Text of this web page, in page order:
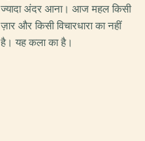
ज्यादा अंदर आना। आज महल किसी
ज़ार और किसी विचारधारा का नहीं
है। यह कला का है।